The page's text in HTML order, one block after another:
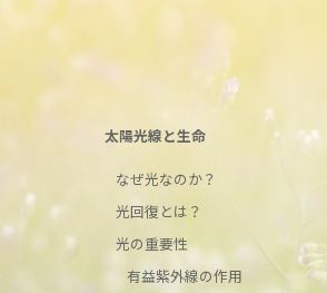
太陽光線と生命
なぜ光なのか？
光回復とは？
光の重要性
有益紫外線の作用